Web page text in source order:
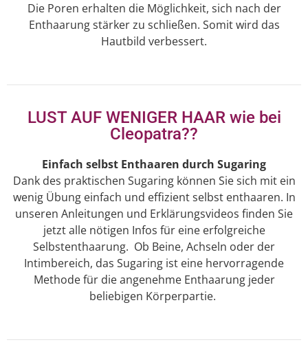
Die Poren erhalten die Möglichkeit, sich nach der
Enthaarung stärker zu schließen. Somit wird das
Hautbild verbessert.
LUST AUF WENIGER HAAR wie bei
Cleopatra??
Einfach selbst Enthaaren durch Sugaring
Dank des praktischen Sugaring können Sie sich mit ein
wenig Übung einfach und effizient selbst enthaaren. In
unseren Anleitungen und Erklärungsvideos finden Sie
jetzt alle nötigen Infos für eine erfolgreiche
Selbstenthaarung. Ob Beine, Achseln oder der
Intimbereich, das Sugaring ist eine hervorragende
Methode für die angenehme Enthaarung jeder
beliebigen Körperpartie.